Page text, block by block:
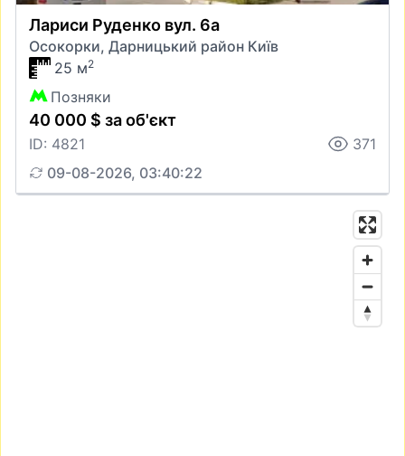
Лариси Руденко вул. 6а
Осокорки, Дарницький район Київ
25 м2
Позняки
40 000 $ за об'єкт
ID: 4821
371
09-08-2026, 03:40:22